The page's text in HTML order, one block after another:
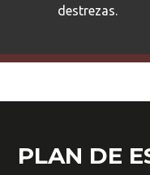
destrezas.
PLAN DE